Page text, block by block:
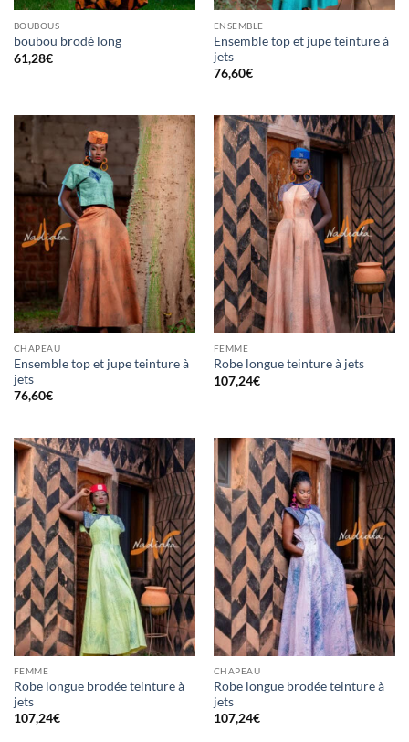
BOUBOUS
boubou brodé long
61,28€
ENSEMBLE
Ensemble top et jupe teinture à
jets
76,60€
CHAPEAU
Ensemble top et jupe teinture à
jets
76,60€
FEMME
Robe longue teinture à jets
107,24€
FEMME
Robe longue brodée teinture à
jets
107,24€
CHAPEAU
Robe longue brodée teinture à
jets
107,24€